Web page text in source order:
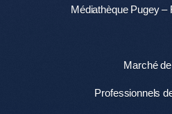
Médiathèque Pugey –
Marché
Professionnels